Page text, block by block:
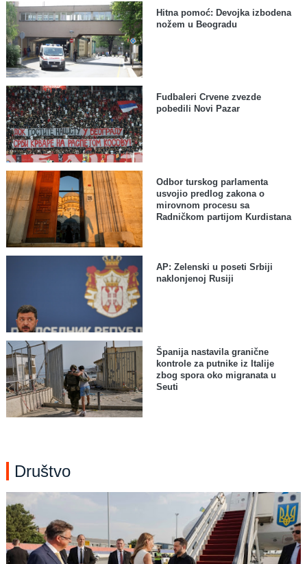
Hitna pomoć: Devojka izbodena
nožem u Beogradu
Fudbaleri Crvene zvezde
pobedili Novi Pazar
Odbor turskog parlamenta
usvojio predlog zakona o
mirovnom procesu sa
Radničkom partijom Kurdistana
AP: Zelenski u poseti Srbiji
naklonjenoj Rusiji
Španija nastavila granične
kontrole za putnike iz Italije
zbog spora oko migranata u
Seuti
Društvo